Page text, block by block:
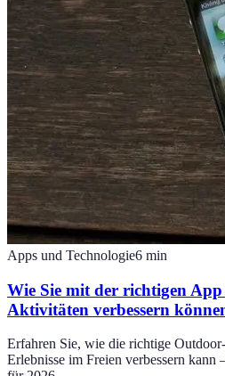
Apps und Technologie6 min
Wie Sie mit der richtigen
Aktivitäten verbessern
Erfahren Sie, wie die richtige
Erlebnisse im Freien verbessern kann